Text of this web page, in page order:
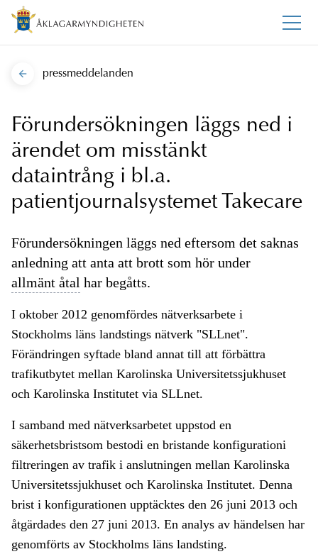
pressmeddelanden
Förundersökningen läggs ned i
ärendet om misstänkt
dataintrång i bl.a.
patientjournalsystemet Takecare
Förundersökningen läggs ned eftersom det saknas
anledning att anta att brott som hör under
allmänt åtal har begåtts.
I oktober 2012 genomfördes nätverksarbete i
Stockholms läns landstings nätverk "SLLnet".
Förändringen syftade bland annat till att förbättra
trafikutbytet mellan Karolinska Universitetssjukhuset
och Karolinska Institutet via SLLnet.
I samband med nätverksarbetet uppstod en
säkerhetsbristsom bestodi en bristande konfigurationi
filtreringen av trafik i anslutningen mellan Karolinska
Universitetssjukhuset och Karolinska Institutet. Denna
brist i konfigurationen upptäcktes den 26 juni 2013 och
åtgärdades den 27 juni 2013. En analys av händelsen har
genomförts av Stockholms läns landsting.